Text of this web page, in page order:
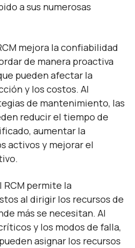
a sus numerosas
mejora la confiabilidad
de manera proactiva
pueden afectar la
y los costos. Al
de mantenimiento, las
reducir el tiempo de
aumentar la
activos y mejorar el
RCM permite la
al dirigir los recursos de
más se necesitan. Al
y los modos de falla,
asignar los recursos